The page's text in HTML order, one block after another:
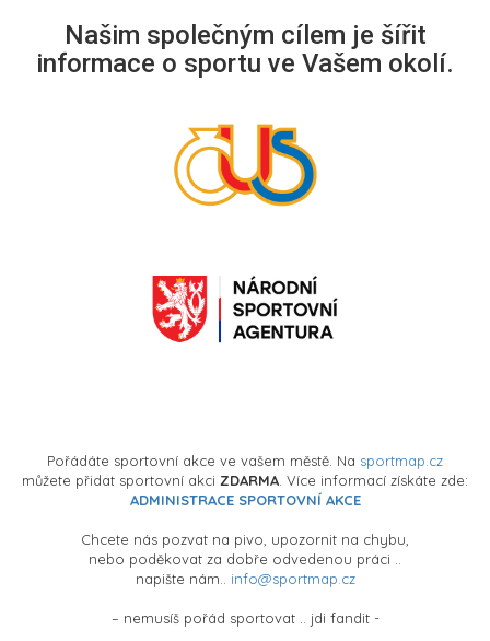
Našim společným cílem je šířit
informace o sportu ve Vašem okolí.
Pořádáte sportovní akce ve vašem městě. Na sportmap.cz
můžete přidat sportovní akci ZDARMA . Více informací získáte zde:
ADMINISTRACE SPORTOVNÍ AKCE
Chcete nás pozvat na pivo, upozornit na chybu,
nebo poděkovat za dobře odvedenou práci ..
napište nám.. info@sportmap.cz
– nemusíš pořád sportovat .. jdi fandit -